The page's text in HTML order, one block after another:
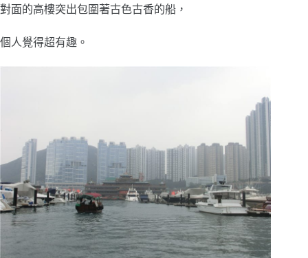
對面的高樓突出包圍著古色古香的船，
個人覺得超有趣。